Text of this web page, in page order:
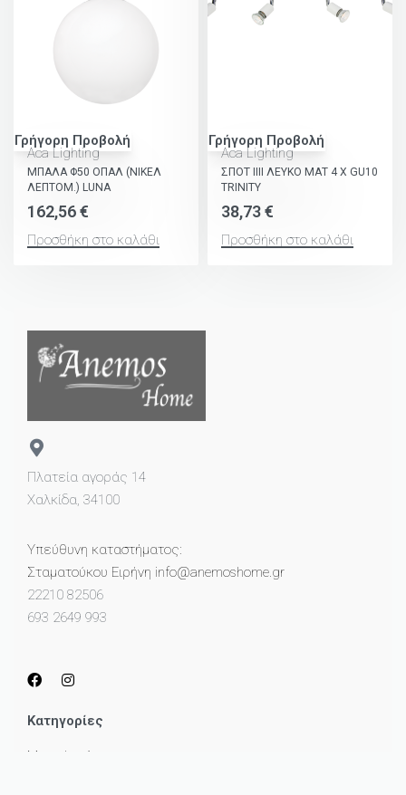
Γρήγορη Προβολή
Aca Lighting
ΜΠΑΛΑ Φ50 ΟΠΑΛ (ΝΙΚΕΛ
ΛΕΠΤΟΜ.) LUNA
162,56€
Προσθήκη στο καλάθι
Γρήγορη Προβολή
Aca Lighting
ΣΠΟΤ ΙΙΙΙ ΛΕΥΚΟ ΜΑΤ 4 Χ GU10
TRINITY
38,73€
Προσθήκη στο καλάθι
Πλατεία αγοράς 14
Χαλκίδα, 34100
Υπεύθυνη καταστήματος:
Σταματούκου Ειρήνη info@anemoshome.gr
22210 82506
693 2649 993
Κατηγορίες
Μικροέπιπλα